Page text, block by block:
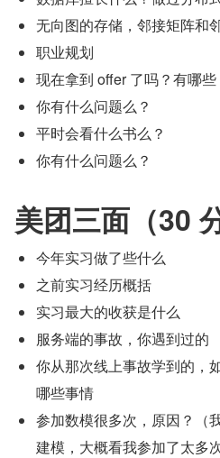
无向图的存储，邻接矩阵和
职业规划
现在拿到 offer 了吗？有哪些
你有什么问题么？
平时会看什么书么？
你有什么问题么？
美团三面（30
今年实习做了些什么
之前实习经历概括
实习最大的收获是什么
服务端的事故，你遇到过的
你从那次线上事故学到的，
哪些事情
参加数模很多次，原因？（
建模，大概看我参加了太多